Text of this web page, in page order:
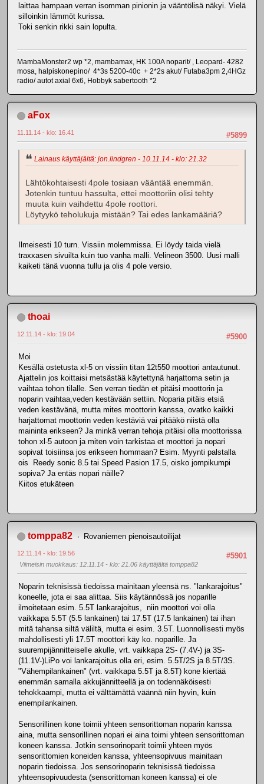
laittaa hampaan verran isomman pinionin ja vääntölisä näkyi. Vielä
silloinkin lämmöt kurissa.
Toki senkin rikki sain lopulta.
MambaMonster2 wp *2, mambamax, HK 100A noparit/ , Leopard- 4282
mosa, halpiskonepino/ 4*3s 5200-40c + 2*2s akut/ Futaba3pm 2,4HGz
radio/ autot axial 6x6, Hobbyk sabertooth *2
aFox
#5899
11.11.14 - klo: 16.41
Lainaus käyttäjältä: jon.lindgren - 10.11.14 - klo: 21.32
Lähtökohtaisesti 4pole tosiaan vääntää enemmän.
Jotenkin tuntuu hassulta, ettei moottoriin olisi tehty
muuta kuin vaihdettu 4pole roottori.
Löytyykö teholukuja mistään? Tai edes lankamääriä?
Ilmeisesti 10 turn. Vissiin molemmissa. Ei löydy taida vielä
traxxasen sivuilta kuin tuo vanha malli. Velineon 3500. Uusi malli
kaiketi tänä vuonna tullu ja olis 4 pole versio.
thoai
#5900
12.11.14 - klo: 19.04
Moi
Kesällä ostetusta xl-5 on vissiin titan 12t550 moottori antautunut.
Ajattelin jos koittaisi metsästää käytettynä harjattoma setin ja
vaihtaa tohon tilalle. Sen verran tiedän et pitäisi moottorin ja
noparin vaihtaa,veden kestävään settiin. Noparia pitäis etsiä
veden kestävänä, mutta mites moottorin kanssa, ovatko kaikki
harjattomat moottorin veden kestäviä vai pitääkö niistä olla
maininta erikseen? Ja minkä verran tehoja pitäisi olla moottorissa
tohon xl-5 autoon ja miten voin tarkistaa et moottori ja nopari
sopivat toisiinsa jos erikseen hommaan? Esim. Myynti palstalla
ois Reedy sonic 8.5 tai Speed Pasion 17.5, oisko jompikumpi
sopiva? Ja entäs nopari näille?
Kiitos etukäteen
tomppa82 Rovaniemen pienoisautoilijat
#5901
12.11.14 - klo: 19.56
Viimeisin muokkaus: 12.11.14 - klo: 21.06 käyttäjältä tomppa82
Noparin teknisissä tiedoissa mainitaan yleensä ns. "lankarajoitus"
koneelle, jota ei saa alittaa. Siis käytännössä jos noparille
ilmoitetaan esim. 5.5T lankarajoitus, niin moottori voi olla
vaikkapa 5.5T (5.5 lankainen) tai 17.5T (17.5 lankainen) tai ihan
mitä tahansa siltä väliltä, mutta ei esim. 3.5T. Luonnollisesti myös
mahdollisesti yli 17.5T moottori käy ko. noparille. Ja
suurempijännitteiselle akulle, vrt. vaikkapa 2S- (7.4V-) ja 3S-
(11.1V-)LiPo voi lankarajoitus olla eri, esim. 5.5T/2S ja 8.5T/3S.
"Vähempilankainen" (vrt. vaikkapa 5.5T ja 8.5T) kone kiertää
enemmän samalla akkujännitteellä ja on todennäköisesti
tehokkaampi, mutta ei välttämättä väännä niin hyvin, kuin
enempilankainen.
Sensorillinen kone toimii yhteen sensorittoman noparin kanssa
aina, mutta sensorillinen nopari ei aina toimi yhteen sensorittoman
koneen kanssa. Jotkin sensorinoparit toimii yhteen myös
sensorittomien koneiden kanssa, yhteensopivuus mainitaan
noparin tiedoissa. Jos sensorinoparin teknisissä tiedoissa
yhteensopivuudesta (sensorittoman koneen kanssa) ei ole